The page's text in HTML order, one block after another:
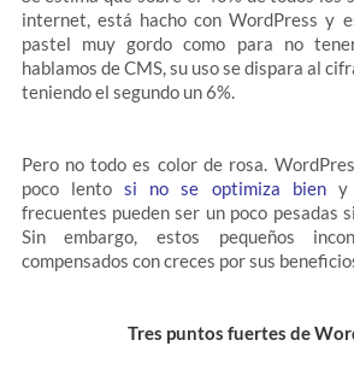
internet, está hacho con WordPress y
pastel muy gordo como para no
hablamos de CMS, su uso se dispara al
teniendo el segundo un 6%.
Pero no todo es color de rosa.
poco lento si no se optimiza bieny
frecuentes pueden ser un poco pesadas
Sin embargo, estos pequeños
compensados con creces por sus
Tres puntos fuertes de